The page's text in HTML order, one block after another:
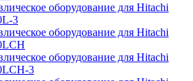
оборудование для Hitachi
3
оборудование для Hitachi
оборудование для Hitachi
3